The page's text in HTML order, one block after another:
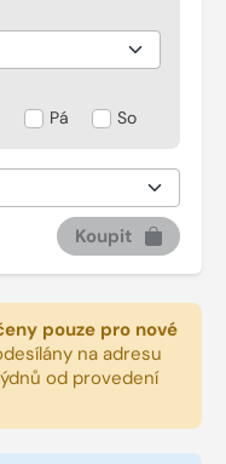
Pá So
Koupit
pouze pro nové
na adresu
od provedení